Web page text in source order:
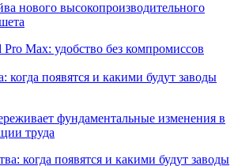
нового высокопроизводительного
когда появятся и какими будут заводы
фундаментальные изменения в
труда